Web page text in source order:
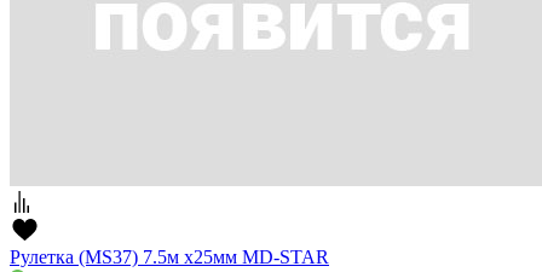
Рулетка (MS37) 7.5м х25мм MD-STAR